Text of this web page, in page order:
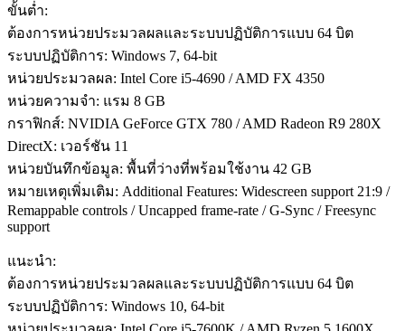
ขั้นต่ำ:
ต้องการหน่วยประมวลผลและระบบปฏิบัติการแบบ 64 บิต
ระบบปฏิบัติการ: Windows 7, 64-bit
หน่วยประมวลผล: Intel Core i5-4690 / AMD FX 4350
หน่วยความจำ: แรม 8 GB
กราฟิกส์: NVIDIA GeForce GTX 780 / AMD Radeon R9 280X
DirectX: เวอร์ชัน 11
หน่วยบันทึกข้อมูล: พื้นที่ว่างที่พร้อมใช้งาน 42 GB
หมายเหตุเพิ่มเติม: Additional Features: Widescreen support 21:9 /
Remappable controls / Uncapped frame-rate / G-Sync / Freesync
support
แนะนำ:
ต้องการหน่วยประมวลผลและระบบปฏิบัติการแบบ 64 บิต
ระบบปฏิบัติการ: Windows 10, 64-bit